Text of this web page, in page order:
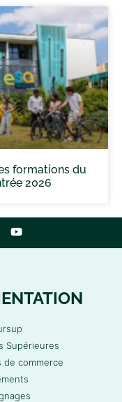
formations du
2026
Supérieures
de commerce